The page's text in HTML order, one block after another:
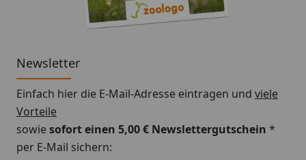
Newsletter
Einfach hier die E-Mail-Adresse eintragen und viele
Vorteile
sowiesofort einen 5,00 € Newslettergutschein *
per E-Mail sichern: